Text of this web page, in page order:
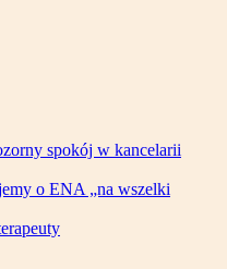
spokój w kancelarii
o ENA „na wszelki